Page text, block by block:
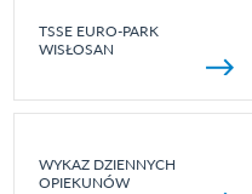
TSSE EURO-PARK
WISŁOSAN
WYKAZ DZIENNYCH
OPIEKUNÓW